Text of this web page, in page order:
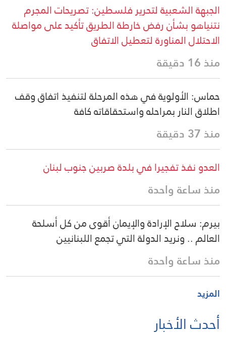
الجبهة الشعبية لتحرير فلسطين: تصريحات المجرم
نتنياهو بشأن رفض خارطة الطريق تأكيد على مواصلة
الاحتلال المناورة لتعطيل الاتفاق
منذ 16 دقيقة
حماس: الأولوية في هذه المرحلة لتنفيذ اتفاق وقف
اطلاق النار بمراحله واستحقاقاته كافة
منذ 37 دقيقة
العدو نفذ تفجيرا في بلدة صربين جنوب لبنان
منذ ساعة واحدة
بيرم: سلاح الإرادة والإيمان أقوى من كل أسلحة
العالم .. ونريد الدولة التي تجمع اللبنانيين
منذ ساعة واحدة
المزيد
أحدث الأخبار